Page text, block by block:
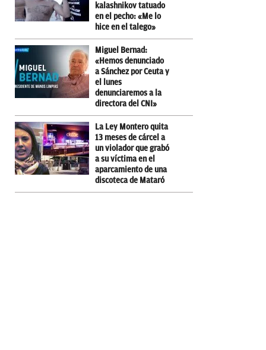
kalashnikov tatuado
en el pecho: «Me lo
hice en el talego»
Miguel Bernad:
«Hemos denunciado
a Sánchez por Ceuta y
el lunes
denunciaremos a la
directora del CNI»
La Ley Montero quita
13 meses de cárcel a
un violador que grabó
a su víctima en el
aparcamiento de una
discoteca de Mataró